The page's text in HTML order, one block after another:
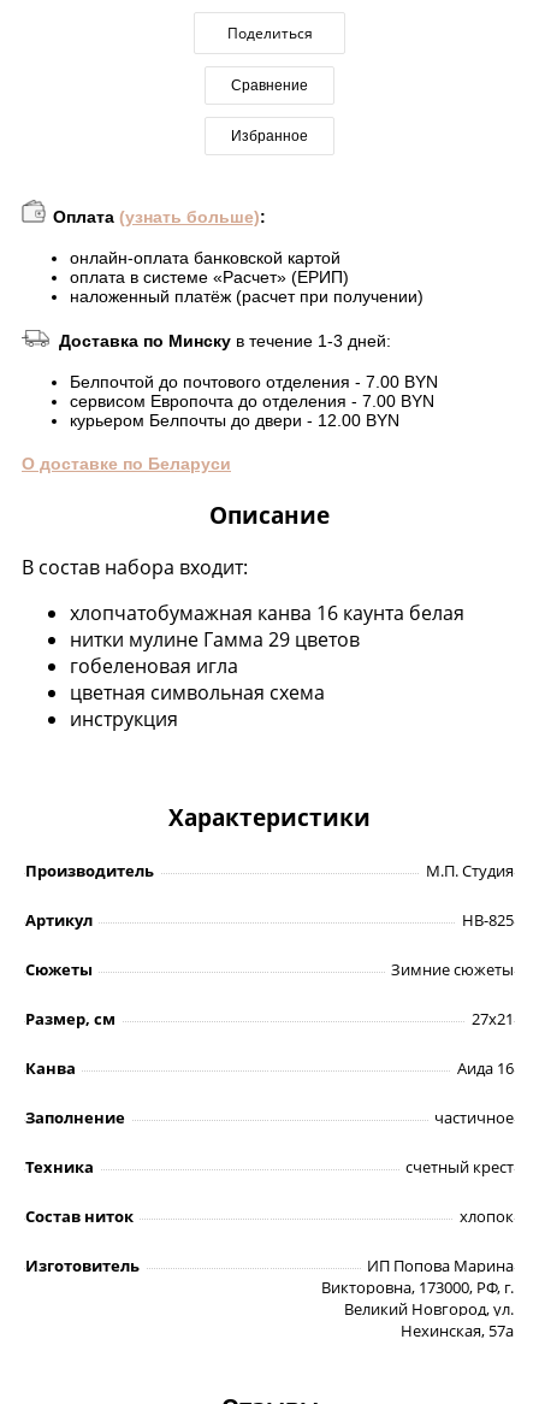
Поделиться
Сравнение
Избранное
Оплата (узнать больше):
онлайн-оплата банковской картой
оплата в системе «Расчет» (ЕРИП)
наложенный платёж (расчет при получении)
Доставка по Минску в течение 1-3 дней:
Белпочтой до почтового отделения - 7.00 BYN
сервисом Европочта до отделения - 7.00 BYN
курьером Белпочты до двери - 12.00 BYN
О доставке по Беларуси
Описание
В состав набора входит:
хлопчатобумажная канва 16 каунта белая
нитки мулине Гамма 29 цветов
гобеленовая игла
цветная символьная схема
инструкция
Характеристики
Производитель М.П. Студия
Артикул НВ-825
Сюжеты Зимние сюжеты
Размер, см 27х21
Канва Аида 16
Заполнение частичное
Техника счетный крест
Состав ниток хлопок
Изготовитель
ИП Попова Марина
Викторовна, 173000, РФ, г.
Великий Новгород, ул.
Нехинская, 57а